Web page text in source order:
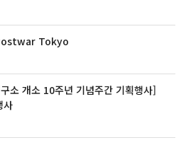
Tokyo
소 개소 10주년 기념주간 기획행사]
사